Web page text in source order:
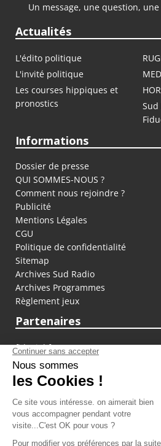
Un message, une question,
Actualités
L'édito politique
L'invité politique
Les courses hippiques et
pronostics
Sud
Informations
Dossier de presse
QUI SOMMES-NOUS ?
Comment nous rejoindre ?
Publicité
Mentions Légales
CGU
Politique de confidentialité
Sitemap
Archives Sud Radio
Archives Programmes
Règlement jeux
Partenaires
fiducial.fr
lyoncapitale.fr
olympique-et-lyonnais.com
L'application Iphone /
Téléchargez